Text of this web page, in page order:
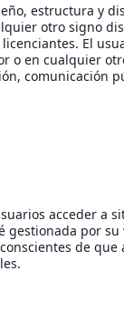
estructura y
otro signo
El
o en cualquier
comunicación
acceder a
por
de